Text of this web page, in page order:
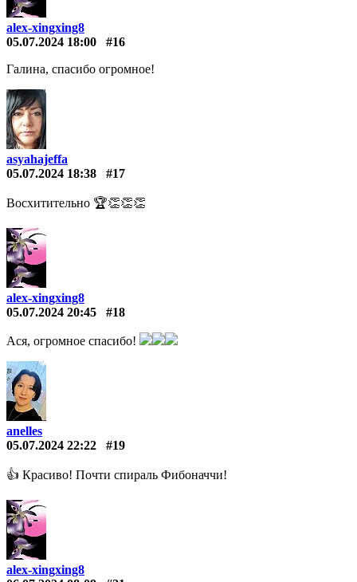
alex-xingxing8
05.07.2024 18:00
#16
Галина, спасибо огромное!
asyahajeffa
05.07.2024 18:38
#17
Восхитительно 🏆👏👏👏
alex-xingxing8
05.07.2024 20:45
#18
Ася, огромное спасибо!
anelles
05.07.2024 22:22
#19
👍 Красиво! Почти спираль Фибоначчи!
alex-xingxing8